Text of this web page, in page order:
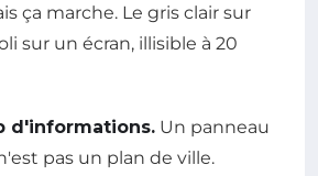
ça marche. Le gris clair sur
sur un écran, illisible à 20
d'informations. Un panneau
pas un plan de ville.